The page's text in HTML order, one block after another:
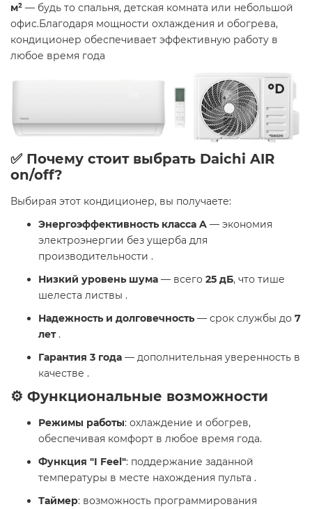
м² — будь то спальня, детская комната или небольшой
офис.Благодаря мощности охлаждения и обогрева,
кондиционер обеспечивает эффективную работу в
любое время года
✅ Почему стоит выбрать Daichi AIR
on/off?
Выбирая этот кондиционер, вы получаете:
Энергоэффективность класса A — экономия
электроэнергии без ущерба для
производительности .
Низкий уровень шума — всего 25 дБ, что тише
шелеста листвы .
Надежность и долговечность — срок службы до 7
лет.
Гарантия 3 года — дополнительная уверенность в
качестве .
⚙️ Функциональные возможности
Режимы работы: охлаждение и обогрев,
обеспечивая комфорт в любое время года.
Функция "I Feel": поддержание заданной
температуры в месте нахождения пульта .
Таймер: возможность программирования